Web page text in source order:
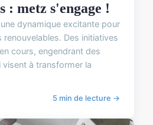
: metz s'engage !
dynamique excitante pour
renouvelables. Des initiatives
cours, engendrant des
à transformer la
5 min de lecture →